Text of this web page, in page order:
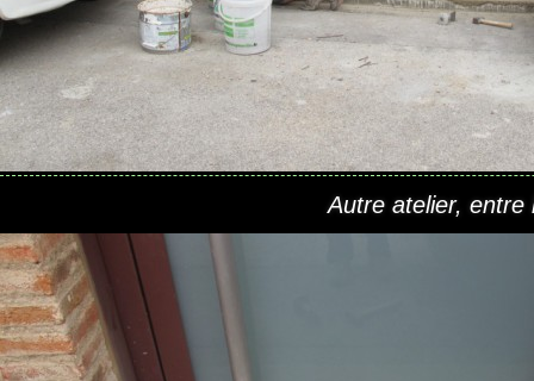
Autre atelier, entre